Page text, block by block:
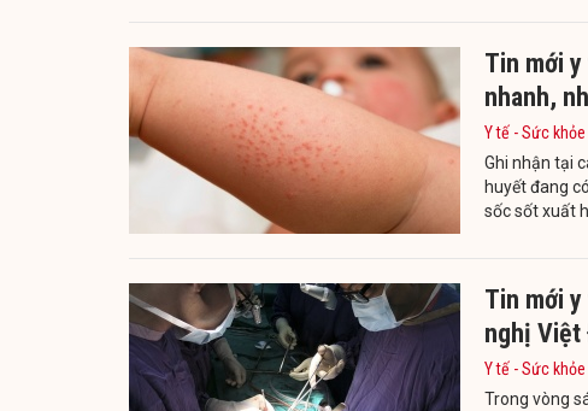
Tin mới
nhanh,
Y tế - Sức khỏe
Ghi nhận tại
huyết đang
sốc sốt xuất
Tin mới
nghị
Y tế - Sức khỏe
Trong vòng